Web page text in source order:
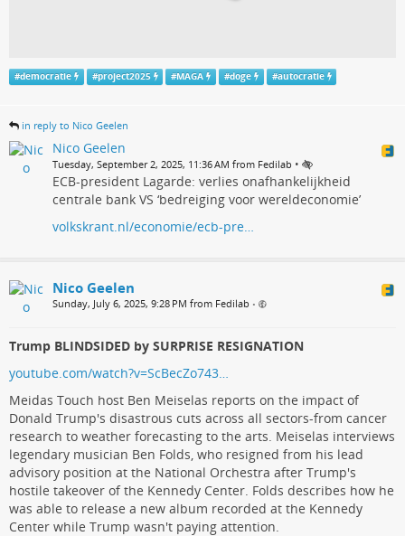
#democratie #project2025 #MAGA #doge #autocratie
in reply to Nico Geelen
Nico Geelen
Tuesday, September 2, 2025, 11:36 AM from Fedilab •
ECB-president Lagarde: verlies onafhankelijkheid
centrale bank VS ‘bedreiging voor wereldeconomie’
volkskrant.nl/economie/ecb-pre…
Nico Geelen
Sunday, July 6, 2025, 9:28 PM from Fedilab •
Trump BLINDSIDED by SURPRISE RESIGNATION
youtube.com/watch?v=ScBecZo743…
Meidas Touch host Ben Meiselas reports on the impact of
Donald Trump's disastrous cuts across all sectors-from cancer
research to weather forecasting to the arts. Meiselas interviews
legendary musician Ben Folds, who resigned from his lead
advisory position at the National Orchestra after Trump's
hostile takeover of the Kennedy Center. Folds describes how he
was able to release a new album recorded at the Kennedy
Center while Trump wasn't paying attention.